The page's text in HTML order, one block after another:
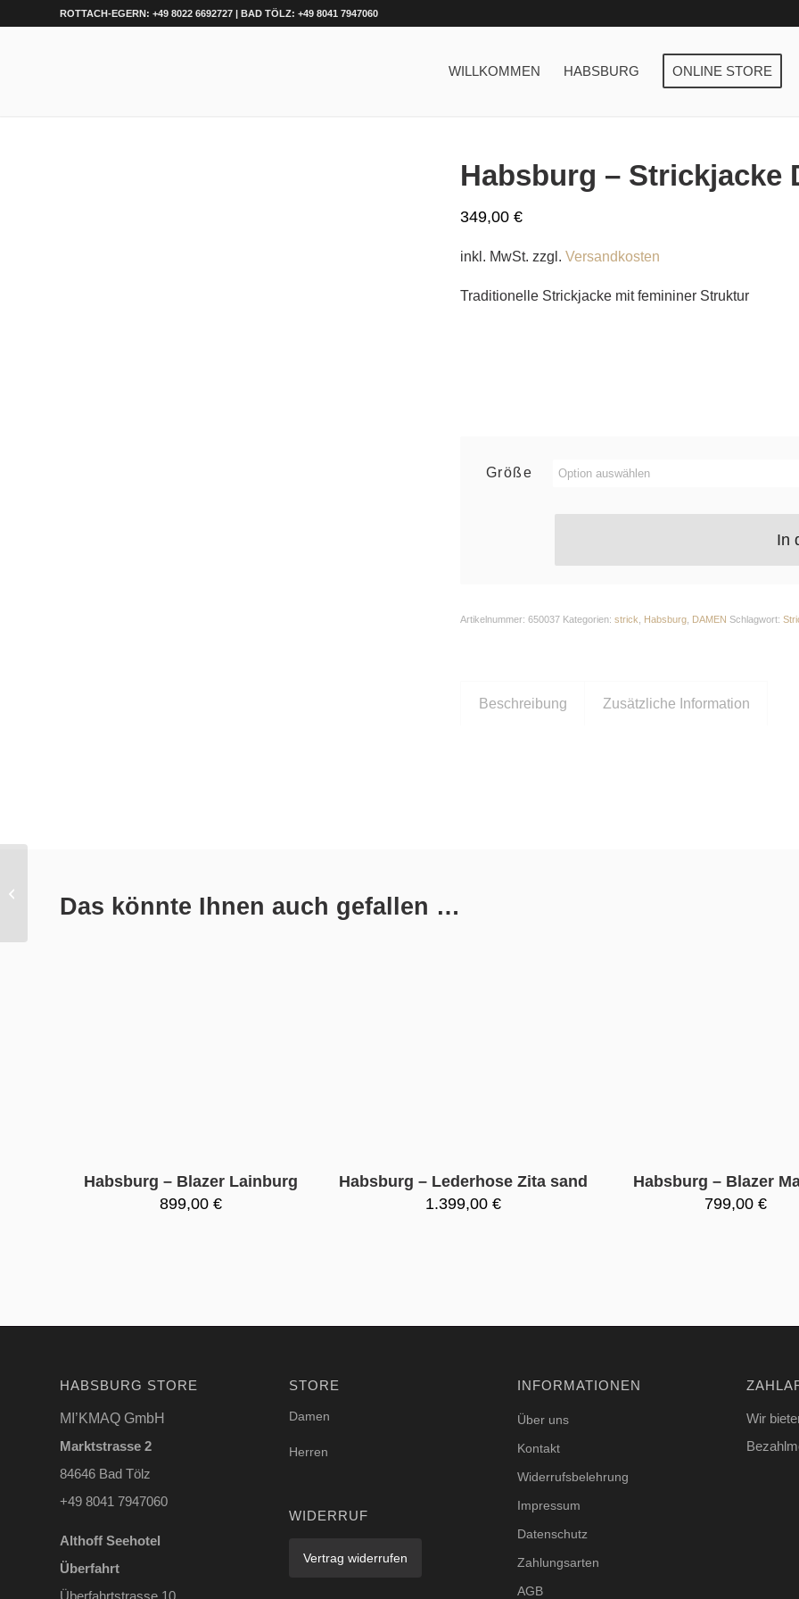
ROTTACH-EGERN: +49 8022 6692727 | BAD TÖLZ: +49 8041 7947060
WILLKOMMEN HABSBURG ONLINE STORE
Habsburg – Strickjacke
349,00€
inkl. MwSt. zzgl.Versandkosten
Traditionelle Strickjacke mit femininer Struktur
Größe
In
Artikelnummer:650037 Kategorien:strick Habsburg DAMEN Schlagwort:
Beschreibung Zusätzliche Information
Das könnte Ihnen auch gefallen …
Habsburg – Blazer Lainburg
899,00 €
Habsburg – Lederhose Zita sand
1.399,00 €
Habsburg – Blazer
799,00 €
HABSBURG STORE
MI’KMAQ GmbH
Marktstrasse 2
84646 Bad Tölz
+49 8041 7947060
Althoff Seehotel
Überfahrt
STORE
Damen
Herren
WIDERRUF
Vertrag widerrufen
INFORMATIONEN
Über uns
Kontakt
Widerrufsbelehrung
Impressum
Datenschutz
Zahlungsarten
AGB
Wir
Mariella